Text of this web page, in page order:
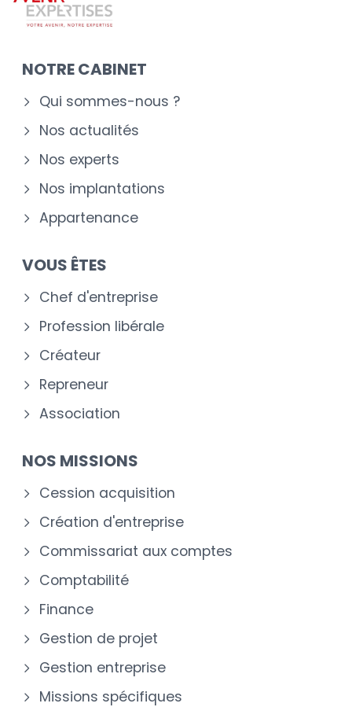
NOTRE CABINET
Qui sommes-nous ?
Nos actualités
Nos experts
Nos implantations
Appartenance
VOUS ÊTES
Chef d'entreprise
Profession libérale
Créateur
Repreneur
Association
NOS MISSIONS
Cession acquisition
Création d'entreprise
Commissariat aux comptes
Comptabilité
Finance
Gestion de projet
Gestion entreprise
Missions spécifiques